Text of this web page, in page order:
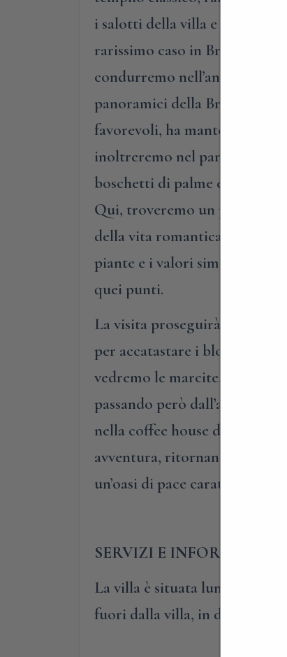
i salotti della villa e i rustici
rarissimo caso in Brianza, e i
condurremo nell’angolo più
panoramici della Brianza. Da
favorevoli, ha mantenuto
inoltreremo nel parco
boschetti di palme e cedri,
Qui, troveremo un piccolo
della vita romantica. Inoltre,
piante e i valori simbolici
quei punti.
La visita proseguirà poi nella
per accatastare i blocchi di
vedremo le marcite, i
passando però dall’area
nella coffee house della villa,
avventura, ritornando alla
un’oasi di pace caratterizzata
SERVIZI E
La villa è situata lungo la
fuori dalla villa, in due